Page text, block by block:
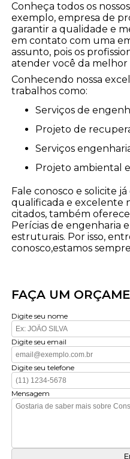
Conheça todos os
exemplo, empresa de
garantir a qualidade e
em contato com uma
assunto, pois os
atender você da melhor
Conhecendo nossa
trabalhos como:
serviços de
projeto de
serviços
projeto ambiental
Fale conosco e solicite
qualificada e excelente
citados, também
Perícias de engenharia
estruturais. Por isso,
conosco,estamos
FAÇA UM
Digite seu nome
Digite seu email
Digite seu telefone
Mensagem